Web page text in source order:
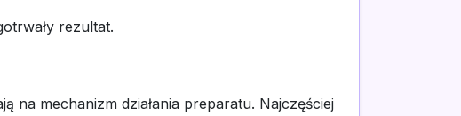
rezultat.
na mechanizm działania preparatu. Najczęściej